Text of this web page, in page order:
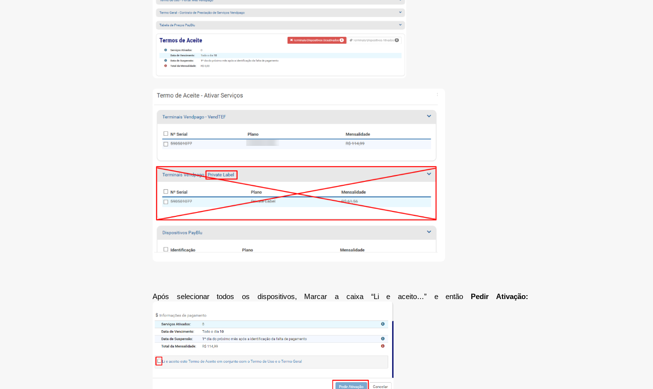
Após selecionar todos os dispositivos, Marcar a caixa “Li e aceito…” e então Pedir Ativação: